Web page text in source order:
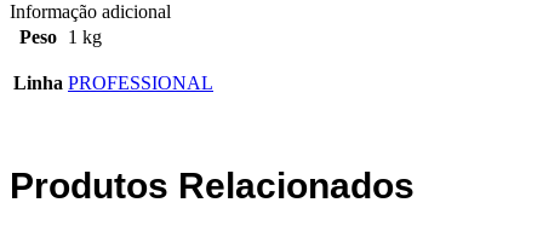
Informação adicional
Peso 1 kg
Linha PROFESSIONAL
Produtos Relacionados